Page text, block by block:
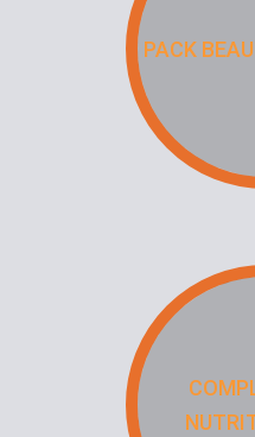
PACK